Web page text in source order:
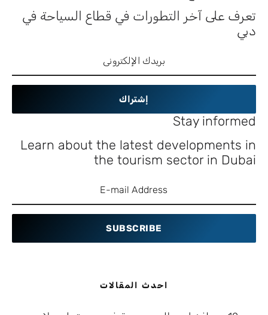
تعرف على آخر التطورات في قطاع السياحة في
دبي
إشتراك
Stay informed
Learn about the latest developments in
the tourism sector in Dubai
SUBSCRIBE
احدث المقالات